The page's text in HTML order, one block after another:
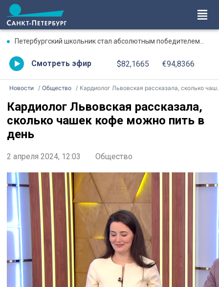
Петербургский школьник стал абсолютным победителем Международной олимпиады по ИИ
Смотреть эфир $82,1665 €94,8366
Новости Общество Кардиолог Львовская рассказала, сколько чашек кофе можно пить в день
Кардиолог Львовская рассказала,
сколько чашек кофе можно пить в
день
2 апреля 2024, 12:03 Общество